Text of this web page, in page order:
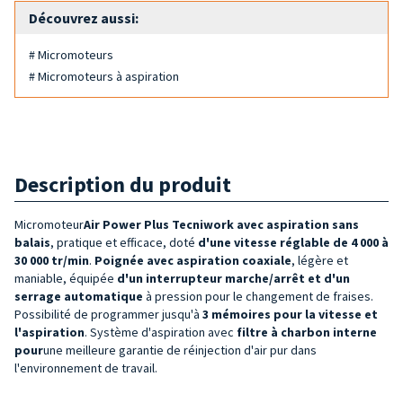
Découvrez aussi:
# Micromoteurs
# Micromoteurs à aspiration
Description du produit
MicromoteurAir Power Plus Tecniwork avec aspiration sans
balais, pratique et efficace, doté d'une vitesse réglable de 4 000 à
30 000 tr/min. Poignée avec aspiration coaxiale, légère et
maniable, équipée d'un interrupteur marche/arrêt et d'un
serrage automatique à pression pour le changement de fraises.
Possibilité de programmer jusqu'à 3 mémoires pour la vitesse et
l'aspiration. Système d'aspiration avec filtre à charbon interne
pourune meilleure garantie de réinjection d'air pur dans
l'environnement de travail.